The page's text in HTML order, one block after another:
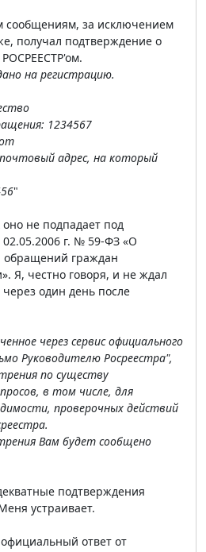
сообщениям, за исключением
получал подтверждение о
на регистрацию.
1234567
адрес, на который
"
оно не подпадает под
г. № 59-ФЗ «О
обращений граждан
Я, честно говоря, и не ждал
один день после
через сервис официального
Руководителю Росреестра",
по существу
в том числе, для
проверочных действий
Вам будет сообщено
подтверждения
устраивает.
ответ от